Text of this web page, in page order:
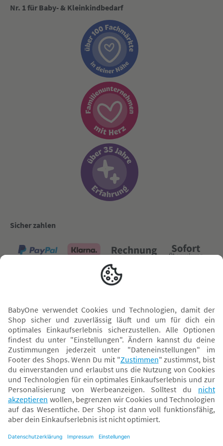
Nr. 1 für Baby- & Kleinkindbedarf
Sicher zahlen
Versand mit
* Alle Preise inkl. MwSt. und ggf. zzgl.Versandkosten. Der dargestellte Preis gilt -
abhängig von der von dir gewählten Option - im BabyOne-Onlineshop oder bei
Abholung in dem von dir gewählten BabyOne-Franchise-Betrieb. Der für den
Onlineshop geltende Preis stellt bei einem Verkauf durch unsere Franchise-
Nehmer eine unverbindliche Preisempfehlung dar. Der Verkaufspreis der
daher von dem Verkaufspreis im Onlineshop abweichen. Angaben zu